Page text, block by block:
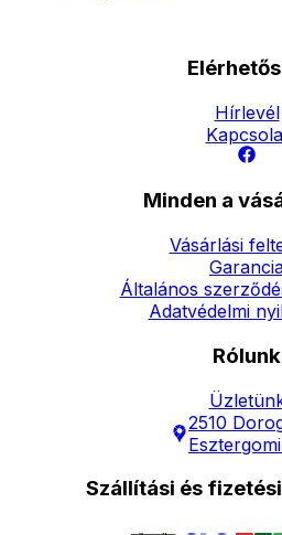
Hírlevél
Minden a
Vásárlási
Általános
Adatvédelmi
Rólunk
2510
Szállítási és